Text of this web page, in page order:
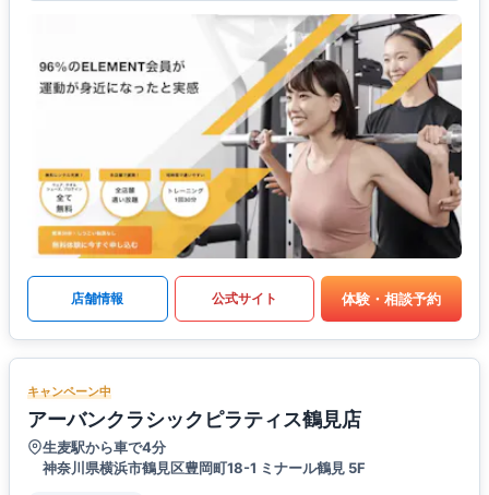
店舗情報 公式サイト 体験・相談予約
キャンペーン中
アーバンクラシックピラティス鶴見店
生麦駅から車で4分
神奈川県横浜市鶴見区豊岡町18-1 ミナール鶴見 5F